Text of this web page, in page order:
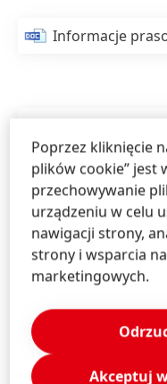
Informacje
Poprzez kliknięcie
plików cookie” jest
przechowywanie
urządzeniu w celu
nawigacji strony,
strony i wsparcia
marketingowych.
Akceptuj